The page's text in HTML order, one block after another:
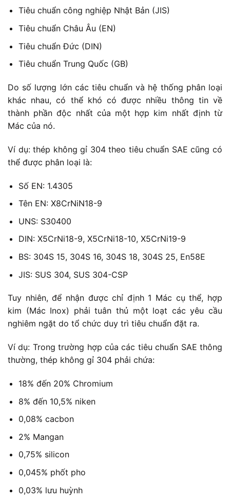
Tiêu chuẩn công nghiệp Nhật Bản (JIS)
Tiêu chuẩn Châu Âu (EN)
Tiêu chuẩn Đức (DIN)
Tiêu chuẩn Trung Quốc (GB)
Do số lượng lớn các tiêu chuẩn và hệ thống phân loại
khác nhau, có thể khó có được nhiều thông tin về
thành phần độc nhất của một hợp kim nhất định từ
Mác của nó.
Ví dụ: thép không gỉ 304 theo tiêu chuẩn SAE cũng có
thể được phân loại là:
Số EN: 1.4305
Tên EN: X8CrNiN18-9
UNS: S30400
DIN: X5CrNi18-9, X5CrNi18-10, X5CrNi19-9
BS: 304S 15, 304S 16, 304S 18, 304S 25, En58E
JIS: SUS 304, SUS 304-CSP
Tuy nhiên, để nhận được chỉ định 1 Mác cụ thể, hợp
kim (Mác Inox) phải tuân thủ một loạt các yêu cầu
nghiêm ngặt do tổ chức duy trì tiêu chuẩn đặt ra.
Ví dụ: Trong trường hợp của các tiêu chuẩn SAE thông
thường, thép không gỉ 304 phải chứa:
18% đến 20% Chromium
8% đến 10,5% niken
0,08% cacbon
2% Mangan
0,75% silicon
0,045% phốt pho
0,03% lưu huỳnh